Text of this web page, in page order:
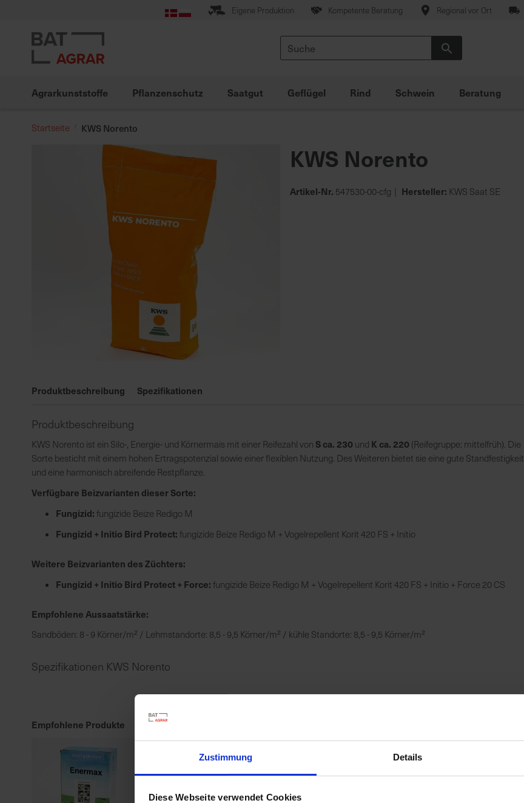
Zustimmung Details
Diese Webseite verwendet Cookies
springen
Eigene Produktion Kompetente Beratung Regional vor Ort
Suche
Agrarkunststoffe Pflanzenschutz Saatgut Geflügel Rind Schwein Beratung
Startseite KWS Norento
der
springen
KWS Norento
Artikel-Nr. 547530-00-cfg Hersteller: KWS Saat SE
Produktbeschreibung Spezifikationen
Produktbeschreibung
KWS Norento ist ein Silo-, Energie- und Körnermais mit einer Reifezahl von S ca. 230 und K ca. 220 (Reifegruppe: mittelfrüh). Die
Sorte besticht mit einem hohen Ertragspotenzial sowie einer flexiblen Nutzung. Des Weiteren bietet sie eine gute Standfestigkeit
und eine harmonisch abreifende Restpflanze.
Verfügbare Beizvarianten dieser Sorte:
Fungizid: fungizide Beize Redigo M
Fungizid + Initio Bird Protect: fungizide Beize Redigo M + Vogelrepellent Korit 420 FS + Initio
Weitere Beizvarianten des Züchters:
Fungizid + Initio Bird Protect + Force: fungizide Beize Redigo M + Vogelrepellent Korit 420 FS + Initio + Force 20 CS
Empfohlene Aussaatstärke:
Sandböden: 8 - 9 Körner/m² / Lehmstandorte: 8,5 - 9,5 Körner/m² / kühle Standorte: 8,5 - 9,5 Körner/m²
Spezifikationen KWS Norento
Empfohlene Produkte